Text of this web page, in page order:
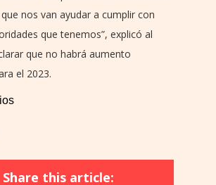
nos van ayudar a cumplir con
que tenemos”, explicó al
que no habrá aumento
el 2023.
Share this article: